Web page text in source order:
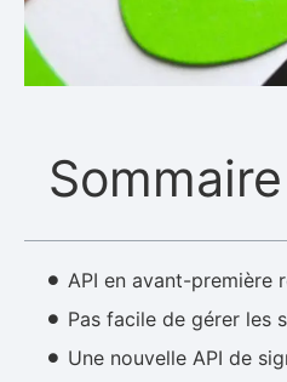
Sommaire
API en avant-première
Pas facile de gérer les
Une nouvelle API de